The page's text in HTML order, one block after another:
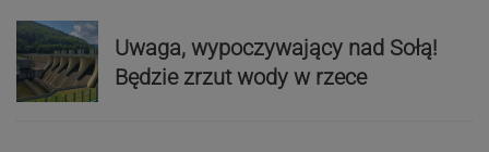
Uwaga, wypoczywający nad Sołą!
Będzie zrzut wody w rzece